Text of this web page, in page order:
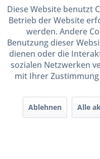
Service Hotline
Shop Service
Informationen
Handel mit
durch DE-
Diese Website benutzt
Betrieb der Website
werden. Andere
Benutzung dieser
dienen oder die
sozialen Netzwerken
mit Ihrer Zustimmung
Ablehnen Alle